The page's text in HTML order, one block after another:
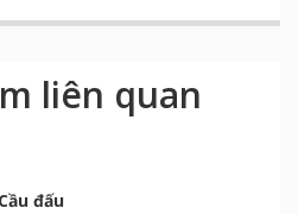
liên quan
Cầu đấu